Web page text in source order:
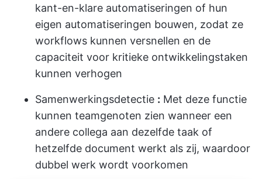
kant-en-klare automatiseringen of hun
eigen automatiseringen bouwen, zodat ze
workflows kunnen versnellen en de
capaciteit voor kritieke ontwikkelingstaken
kunnen verhogen
Samenwerkingsdetectie : Met deze functie
kunnen teamgenoten zien wanneer een
andere collega aan dezelfde taak of
hetzelfde document werkt als zij, waardoor
dubbel werk wordt voorkomen